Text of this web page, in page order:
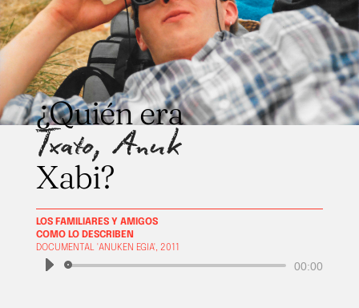
¿Quién era
Txato, Anuk
Xabi?
LOS FAMILIARES Y AMIGOS
COMO LO DESCRIBEN
DOCUMENTAL 'ANUKEN EGIA', 2011
Reproductor
00:00